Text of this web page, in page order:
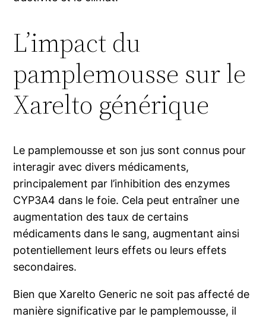
L’impact du
pamplemousse sur le
Xarelto générique
Le pamplemousse et son jus sont connus pour
interagir avec divers médicaments,
principalement par l’inhibition des enzymes
CYP3A4 dans le foie. Cela peut entraîner une
augmentation des taux de certains
médicaments dans le sang, augmentant ainsi
potentiellement leurs effets ou leurs effets
secondaires.
Bien que Xarelto Generic ne soit pas affecté de
manière significative par le pamplemousse, il